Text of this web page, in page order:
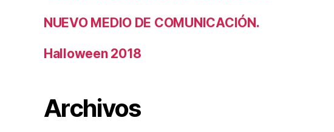
NUEVO MEDIO DE COMUNICACIÓN.
Halloween 2018
Archivos